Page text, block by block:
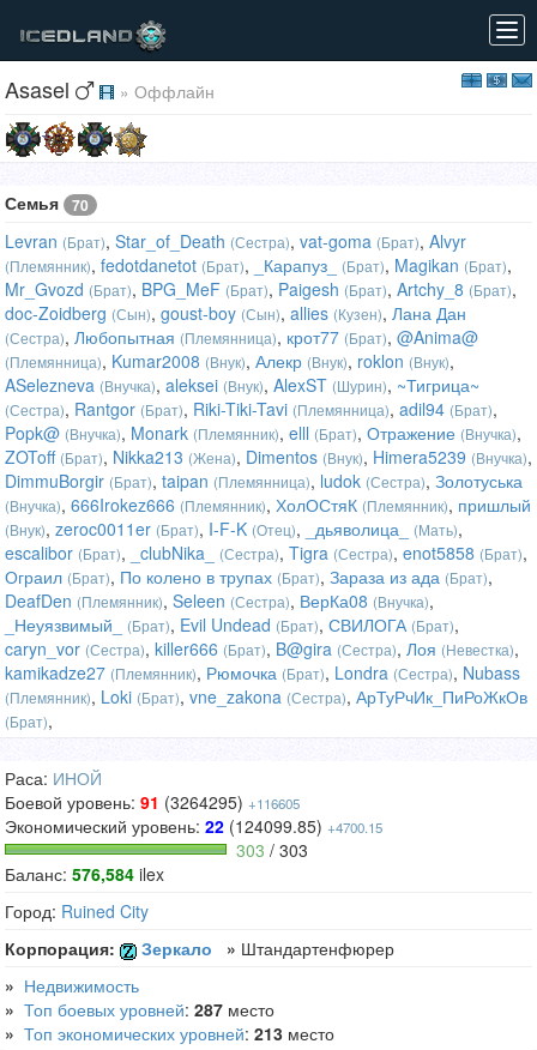
Asasel » Оффлайн
Семья 70
Levran (Брат), Star_of_Death (Сестра), vat-goma (Брат), Alvyr
(Племянник), fedotdanetot (Брат), _Карапуз_ (Брат), Magikan (Брат),
Mr_Gvozd (Брат), BPG_MeF (Брат), Paigesh (Брат), Artchy_8 (Брат),
doc-Zoidberg (Сын), goust-boy (Сын), allies (Кузен), Лана Дан
(Сестра), Любопытная (Племянница), крот77 (Брат), @Anima@
(Племянница), Kumar2008 (Внук), Алекр (Внук), roklon (Внук),
ASelezneva (Внучка), aleksei (Внук), AlexST (Шурин), ~Тигрица~
(Сестра), Rantgor (Брат), Riki-Tiki-Tavi (Племянница), adil94 (Брат),
Popk@ (Внучка), Monark (Племянник), elll (Брат), Отражение (Внучка),
ZOToff (Брат), Nikka213 (Жена), Dimentos (Внук), Himera5239 (Внучка),
DimmuBorgir (Брат), taipan (Племянница), ludok (Сестра), Золотуська
(Внучка), 666Irokez666 (Племянник), ХолОСтяК (Племянник), пришлый
(Внук), zeroc0011er (Брат), I-F-K (Отец), _дьяволица_ (Мать),
escalibor (Брат), _clubNika_ (Сестра), Tigra (Сестра), enot5858 (Брат),
Ограил (Брат), По колено в трупах (Брат), Зараза из ада (Брат),
DeafDen (Племянник), Seleen (Сестра), ВерКа08 (Внучка),
_Неуязвимый_
(Брат), Evil Undead (Брат), СВИЛОГА (Брат),
caryn_vor (Сестра), killer666 (Брат), B@gira (Сестра), Лоя (Невестка),
kamikadze27 (Племянник), Рюмочка (Брат), Londra (Сестра), Nubass
(Племянник), Loki (Брат), vne_zakona (Сестра), АрТуРчИк_ПиРоЖкОв
(Брат),
Раса: ИНОЙ
Боевой уровень: 91 (3264295) +116605
Экономический уровень: 22 (124099.85) +4700.15
303 / 303
Баланс: 576,584 ilex
Город: Ruined City
Корпорация:
Зеркало » Штандартенфюрер
» Недвижимость
» Топ боевых уровней: 287 место
» Топ экономических уровней: 213 место